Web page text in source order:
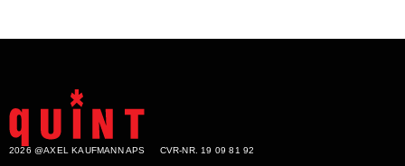
2026 @AXEL KAUFMANN APS CVR-NR. 19 09 81 92